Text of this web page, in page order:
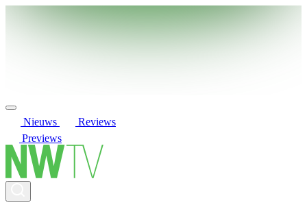
Nieuws
Reviews
Previews